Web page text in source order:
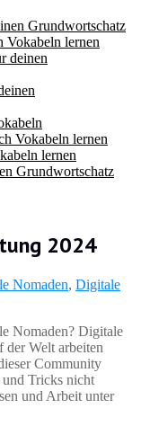
Grundwortschatz
Vokabeln lernen
deinen
Vokabeln lernen
lernen
Grundwortschatz
2024
Nomaden, Digitale
Nomaden? Digitale
der Welt arbeiten
Community
und Tricks nicht
und Arbeit unter